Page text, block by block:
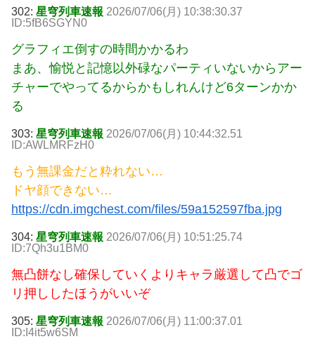
302: 星穹列車速報 2026/07/06(月) 10:38:30.37
ID:5fB6SGYN0
グラフィエ倒すの時間かかるわ
まあ、愉悦と記憶以外碌なパーティいないからアー
チャーでやってるからかもしれんけど6ターンかか
る
303: 星穹列車速報 2026/07/06(月) 10:44:32.51
ID:AWLMRFzH0
もう無課金だと粋れない…
ドヤ顔できない…
https://cdn.imgchest.com/files/59a152597fba.jpg
304: 星穹列車速報 2026/07/06(月) 10:51:25.74
ID:7Qh3u1BM0
無凸餅なし確保していくよりキャラ厳選して凸でゴ
リ押ししたほうがいいぞ
305: 星穹列車速報 2026/07/06(月) 11:00:37.01
ID:I4it5w6SM